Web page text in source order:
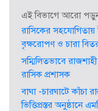
এই বিভাগে আরো
রাসিকের সহযোগিতায়
বৃক্ষরোপণ ও চারা
সম্মিলিতভাবে
রাসিক প্রশাসক
বাঘা -চারঘাটে কাঁচা
ভিত্তিপ্রস্তর অনুষ্ঠানে